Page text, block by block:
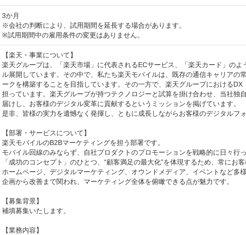
3か月
※会社の判断により、試用期間を延長する場合があります。
※試用期間中の雇用条件の変更はありません。
【楽天・事業について】
楽天グループは、「楽天市場」に代表されるECサービス、「楽天カード」の
ル展開しています。その中で、私たち楽天モバイルは、既存の通信キャリア
ークを構築することを目指しています。その一方で、楽天グループにおける
担っています。楽天グループが持つテクノロジーと試算を掛け合わせ、当社独
届けし、お客様のデジタル変革に貢献するというミッションを掲げています。
是非、皆様の実力を遺憾なく発揮し、ともに成長しながらお客様のデジタルフ
【部署・サービスについて】
楽天モバイルのB2Bマーケティングを担う部署です。
モバイル回線のみならず、自社プロダクトのプロモーションを戦略的に日々行
「成功のコンセプト」のひとつ、“顧客満足の最大化”を体現するため、常にお
ホームページ、デジタルマーケティング、オウンドメディア、イベントなど多
企画から改善まで関われ、マーケティング全体を俯瞰できる点が魅力です。
【募集背景】
補填募集いたします。
【業務内容】